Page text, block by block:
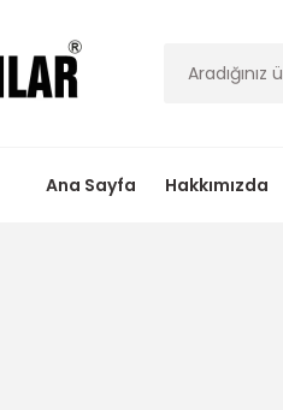
Ana Sayfa Hakkımızda